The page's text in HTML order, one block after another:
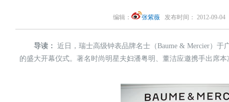
编辑： 张紫薇 发布时间： 2012-09-
导读： 近日，瑞士高级钟表品牌名士（Baume & Mercier）
的盛大开幕仪式。著名时尚明星夫妇潘粤明、董洁应邀携手出席本